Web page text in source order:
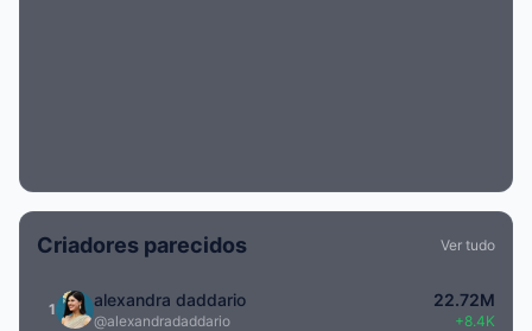
Criadores parecidos Ver tudo
1 alexandra daddario
@alexandradaddario
22.72M
+8.4K